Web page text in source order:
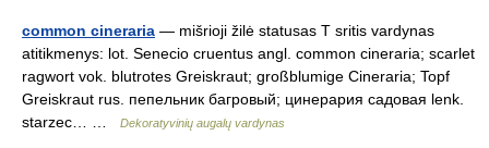
common cineraria — mišrioji žilė statusas T sritis vardynas
atitikmenys: lot. Senecio cruentus angl. common cineraria; scarlet
ragwort vok. blutrotes Greiskraut; großblumige Cineraria; Topf
Greiskraut rus. пепельник багровый; цинерария садовая lenk.
starzec… …
Dekoratyvinių augalų vardynas